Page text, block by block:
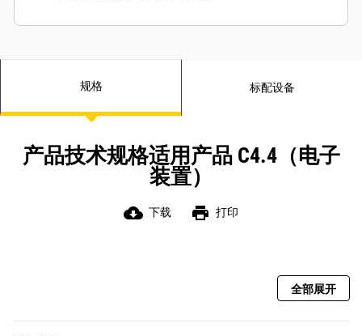
规格 标配设备
产品技术规格适用产品 C4.4（电子
装置）
cloud_download 下载 print 打印
全部展开